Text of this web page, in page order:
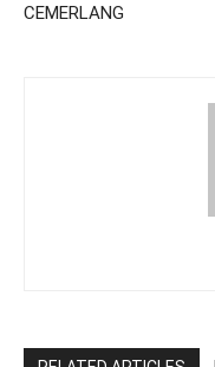
CEMERLANG